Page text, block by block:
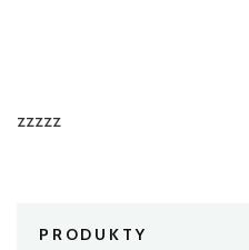
zzzzz
PRODUKTY